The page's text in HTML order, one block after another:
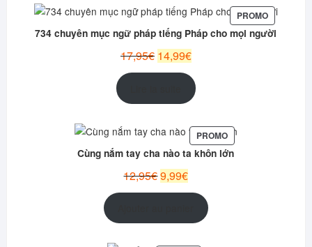
PROMOPRODUIT
EN
734 chuyên mục ngữ pháp tiếng Pháp cho mọi người
17,95€ Le
prix
14,99€Le
actuel
est :
PROMOPRODUIT
EN
PROMOTION
Cùng nắm tay cha nào ta khôn lớn
12,95€Le
9,99€Le
actuel
est :